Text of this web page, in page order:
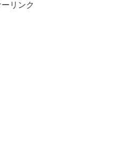
リンク